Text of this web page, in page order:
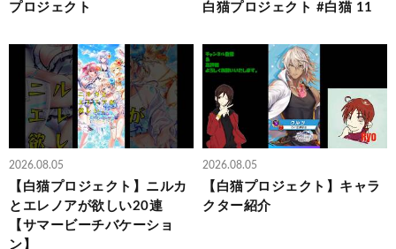
プロジェクト
白猫プロジェクト #白猫 11
2026.08.05
【白猫プロジェクト】ニルカ
とエレノアが欲しい20連
【サマービーチバケーショ
ン】
2026.08.05
【白猫プロジェクト】キャラ
クター紹介